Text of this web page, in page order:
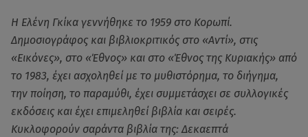
Η Ελένη Γκίκα γεννήθηκε το 1959 στο Κορωπί.
Δημοσιογράφος και βιβλιοκριτικός στο «Αντί», στις
«Εικόνες», στο «Έθνος» και στο «Έθνος της Κυριακής» από
το 1983, έχει ασχοληθεί με το μυθιστόρημα, το διήγημα,
την ποίηση, το παραμύθι, έχει συμμετάσχει σε συλλογικές
εκδόσεις και έχει επιμεληθεί βιβλία και σειρές.
Κυκλοφορούν σαράντα βιβλία της: Δεκαεπτά